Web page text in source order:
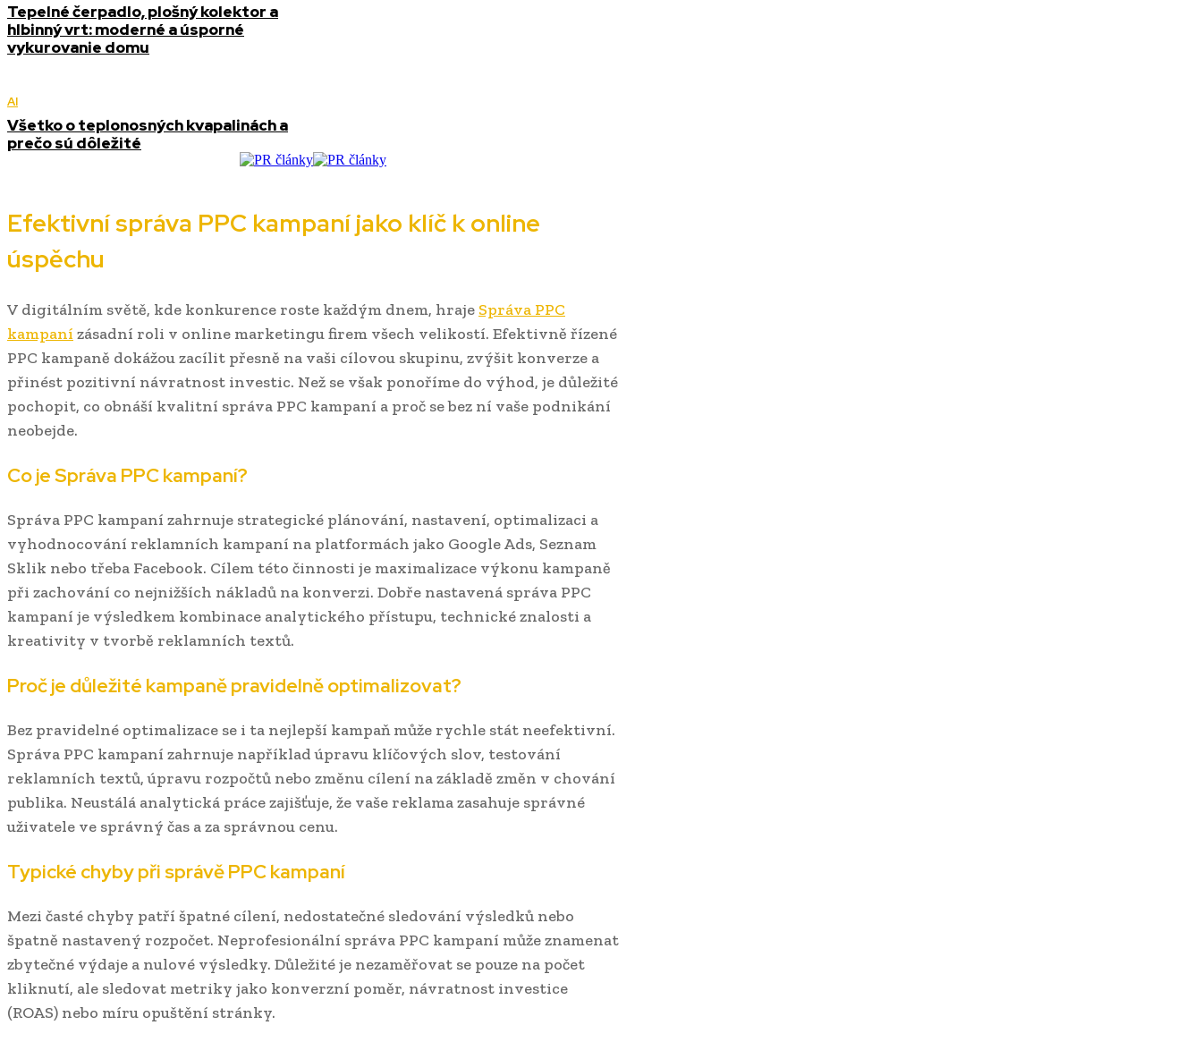
Tepelné čerpadlo, plošný kolektor a
hlbinný vrt: moderné a úsporné
vykurovanie domu
AI
Všetko o teplonosných kvapalinách a
prečo sú dôležité
Efektivní správa PPC kampaní jako klíč k online
úspěchu
V digitálním světě, kde konkurence roste každým dnem, hraje Správa PPC
kampaní zásadní roli v online marketingu firem všech velikostí. Efektivně řízené
PPC kampaně dokážou zacílit přesně na vaši cílovou skupinu, zvýšit konverze a
přinést pozitivní návratnost investic. Než se však ponoříme do výhod, je důležité
pochopit, co obnáší kvalitní správa PPC kampaní a proč se bez ní vaše podnikání
neobejde.
Co je Správa PPC kampaní?
Správa PPC kampaní zahrnuje strategické plánování, nastavení, optimalizaci a
vyhodnocování reklamních kampaní na platformách jako Google Ads, Seznam
Sklik nebo třeba Facebook. Cílem této činnosti je maximalizace výkonu kampaně
při zachování co nejnižších nákladů na konverzi. Dobře nastavená správa PPC
kampaní je výsledkem kombinace analytického přístupu, technické znalosti a
kreativity v tvorbě reklamních textů.
Proč je důležité kampaně pravidelně optimalizovat?
Bez pravidelné optimalizace se i ta nejlepší kampaň může rychle stát neefektivní.
Správa PPC kampaní zahrnuje například úpravu klíčových slov, testování
reklamních textů, úpravu rozpočtů nebo změnu cílení na základě změn v chování
publika. Neustálá analytická práce zajišťuje, že vaše reklama zasahuje správné
uživatele ve správný čas a za správnou cenu.
Typické chyby při správě PPC kampaní
Mezi časté chyby patří špatné cílení, nedostatečné sledování výsledků nebo
špatně nastavený rozpočet. Neprofesionální správa PPC kampaní může znamenat
zbytečné výdaje a nulové výsledky. Důležité je nezaměřovat se pouze na počet
kliknutí, ale sledovat metriky jako konverzní poměr, návratnost investice
(ROAS) nebo míru opuštění stránky.